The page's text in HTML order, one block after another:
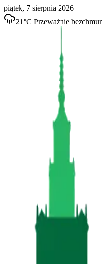
piątek, 7 sierpnia 2026
21°C Przeważnie